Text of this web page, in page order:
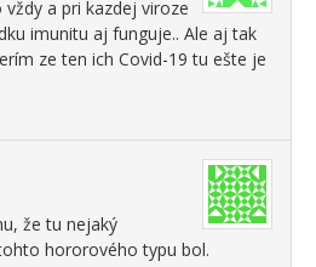
a pri kazdej viroze
imunitu aj funguje.. Ale aj tak
ze ten ich Covid-19 tu ešte je
že tu nejaký
hororového typu bol.